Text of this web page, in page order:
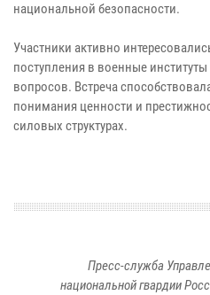
национальной безопасности.
Участники активно
поступления в военные
вопросов. Встреча
понимания ценности и
силовых структурах.
Пресс-служба
национальной гвардии